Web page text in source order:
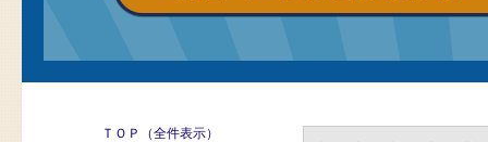
ＴＯＰ（全件表示）